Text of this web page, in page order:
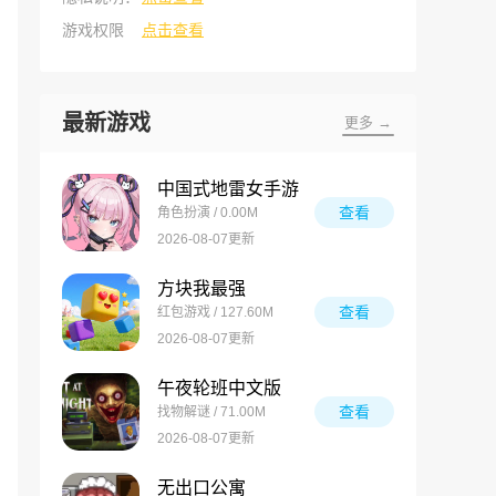
游戏权限
点击查看
最新游戏 更多 →
中国式地雷女手游
角色扮演 / 0.00M
2026-08-07更新
查看
方块我最强
红包游戏 / 127.60M
2026-08-07更新
查看
午夜轮班中文版
找物解谜 / 71.00M
2026-08-07更新
查看
无出口公寓